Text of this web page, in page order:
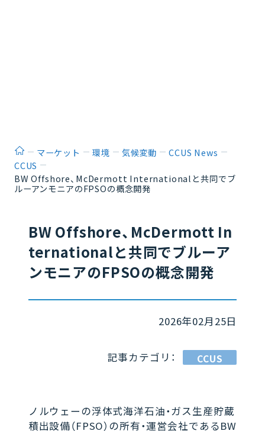
ホームマーケット 環境 気候変動
CCUS News
CCUS
BW Offshore、McDermott Internationalと共同でブ
ルーアンモニアのFPSOの概念開発
BW Offshore、McDermott In
ternationalと共同でブルーア
ンモニアのFPSOの概念開発
2026年02月25日
記事カテゴリ： CCUS
ノルウェーの浮体式海洋石油・ガス生産貯蔵
積出設備（FPSO）の所有・運営会社であるBW